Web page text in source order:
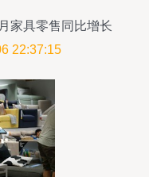
家具零售同比增长
22:37:15